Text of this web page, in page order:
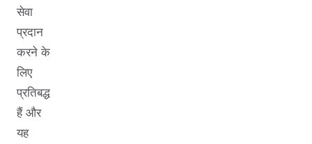
सेवा
प्रदान
करने के
लिए
प्रतिबद्ध
हैं और
यह